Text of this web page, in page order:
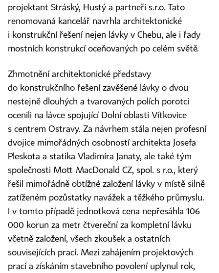
projektant Stráský, Hustý a partneři s.r.o. Tato
renomovaná kancelář navrhla architektonické
i konstrukční řešení nejen lávky v Chebu, ale i řady
mostních konstrukcí oceňovaných po celém světě.
Zhmotnění architektonické představy
do konstrukčního řešení zavěšené lávky o dvou
nestejně dlouhých a tvarovaných polích porotci
ocenili na lávce spojující Dolní oblasti Vítkovice
s centrem Ostravy. Za návrhem stála nejen profesní
dvojice mimořádných osobností architekta Josefa
Pleskota a statika Vladimíra Janaty, ale také tým
společnosti Mott MacDonald CZ, spol. s r.o., který
řešil mimořádně obtížné založení lávky v místě silně
zatíženém pozůstatky navážek a těžkého průmyslu.
I v tomto případě jednotková cena nepřesáhla 106
000 korun za metr čtvereční za kompletní lávku
včetně založení, všech zkoušek a ostatních
souvisejících prací. Mezi zahájením projektových
prací a získáním stavebního povolení uplynul rok,